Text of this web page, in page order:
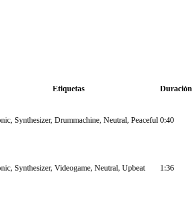
Etiquetas Duración
Synthesizer, Drummachine, Neutral, Peaceful 0:40
Synthesizer, Videogame, Neutral, Upbeat 1:36